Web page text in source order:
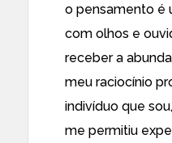
o pensamento é
com olhos e
receber a
meu raciocínio
indivíduo que
me permitiu